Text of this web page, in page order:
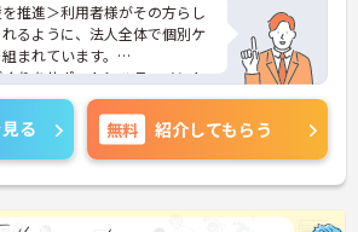
推進＞利用者様がその方らし
るように、法人全体で個別ケ
まれています。
りをサポート＞ハラスメント
ンサルタント相談窓口が設置
な相談にも対応できる体制が
境＞入職時のマンツーマン指
得支援などもあるので、仕事
を磨けます。
る 無料 紹介してもらう